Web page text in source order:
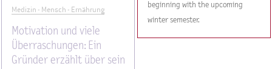
Medizin - Mensch - Ernährung
Motivation und viele
Überraschungen: Ein
Gründer erzählt über sein
beginning with the upcoming
winter semester.